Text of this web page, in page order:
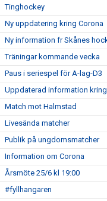
Tinghockey
Ny uppdatering kring Corona
Ny information fr Skånes
Träningar kommande vecka
Paus i seriespel för A-lag-D3
Uppdaterad information
Match mot Halmstad
Livesända matcher
Publik på ungdomsmatcher
Information om Corona
Årsmöte 25/6 kl 19:00
#fyllhangaren